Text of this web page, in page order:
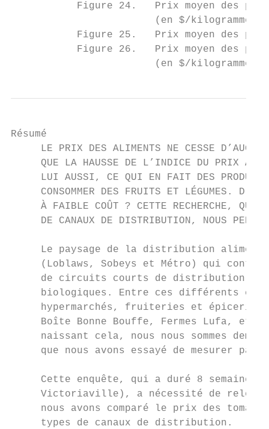
Figure 24.   Prix moyen des
(en $/
Figure 25.   Prix moyen des
Figure 26.   Prix moyen des
(en $/
Résumé
LE PRIX DES ALIMENTS NE CESSE
QUE LA HAUSSE DE L’INDICE DU PRIX À
LUI AUSSI, CE QUI EN FAIT DES
CONSOMMER DES FRUITS ET LÉGUMES.
À FAIBLE COÛT ? CETTE RECHERCHE, QUI
DE CANAUX DE DISTRIBUTION, NOUS
Le paysage de la distribution
(Loblaws, Sobeys et Métro) qui
de circuits courts de distribution
biologiques. Entre ces différents
hypermarchés, fruiteries et
Boîte Bonne Bouffe, Fermes Lufa,
naissant cela, nous nous sommes
que nous avons essayé de mesurer par
Cette enquête, qui a duré 8 semaines
Victoriaville), a nécessité de
nous avons comparé le prix des
     types de canaux de distribution.